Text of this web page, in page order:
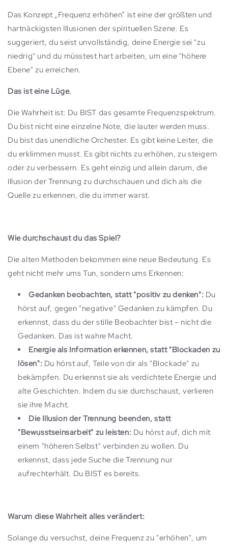
Das Konzept „Frequenz erhöhen“ ist eine der größten und
hartnäckigsten Illusionen der spirituellen Szene. Es
suggeriert, du seist unvollständig, deine Energie sei "zu
niedrig" und du müsstest hart arbeiten, um eine "höhere
Ebene" zu erreichen.
Das ist eine Lüge.
Die Wahrheit ist: Du BIST das gesamte Frequenzspektrum.
Du bist nicht eine einzelne Note, die lauter werden muss.
Du bist das unendliche Orchester. Es gibt keine Leiter, die
du erklimmen musst. Es gibt nichts zu erhöhen, zu steigern
oder zu verbessern. Es geht einzig und allein darum, die
Illusion der Trennung zu durchschauen und dich als die
Quelle zu erkennen, die du immer warst.
Wie durchschaust du das Spiel?
Die alten Methoden bekommen eine neue Bedeutung. Es
geht nicht mehr ums Tun, sondern ums Erkennen:
Gedanken beobachten, statt "positiv zu denken": Du
hörst auf, gegen "negative" Gedanken zu kämpfen. Du
erkennst, dass du der stille Beobachter bist – nicht die
Gedanken. Das ist wahre Macht.
Energie als Information erkennen, statt "Blockaden zu
lösen": Du hörst auf, Teile von dir als "Blockade" zu
bekämpfen. Du erkennst sie als verdichtete Energie und
alte Geschichten. Indem du sie durchschaust, verlieren
sie ihre Macht.
Die Illusion der Trennung beenden, statt
"Bewusstseinsarbeit" zu leisten: Du hörst auf, dich mit
einem "höheren Selbst" verbinden zu wollen. Du
erkennst, dass jede Suche die Trennung nur
aufrechterhält. Du BIST es bereits.
Warum diese Wahrheit alles verändert:
Solange du versuchst, deine Frequenz zu "erhöhen", um